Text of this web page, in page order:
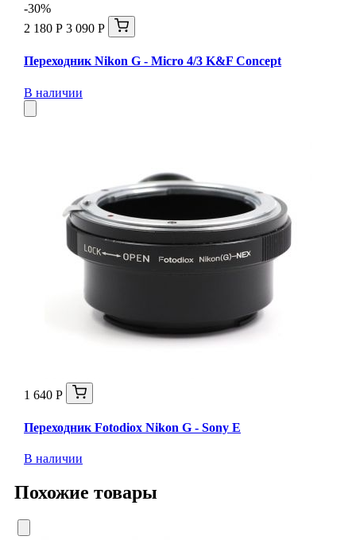
-30%
2 180 Р 3 090 Р
Переходник Nikon G - Micro 4/3 K&F Concept
В наличии
1 640 Р
Переходник Fotodiox Nikon G - Sony E
В наличии
Похожие товары